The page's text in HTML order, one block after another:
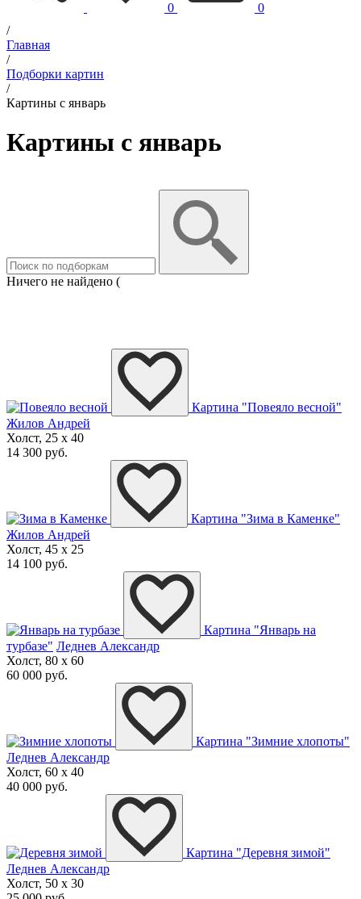
0
0
/
Главная
/
Подборки картин
/
Картины с январь
Картины с январь
Ничего не найдено (
Картина "Повеяло весной"
Жилов Андрей
Холст, 25 x 40
14 300 руб.
Картина "Зима в Каменке"
Жилов Андрей
Холст, 45 x 25
14 100 руб.
Картина "Январь на
турбазе" Леднев Александр
Холст, 80 x 60
60 000 руб.
Картина "Зимние хлопоты"
Леднев Александр
Холст, 60 x 40
40 000 руб.
Картина "Деревня зимой"
Леднев Александр
Холст, 50 x 30